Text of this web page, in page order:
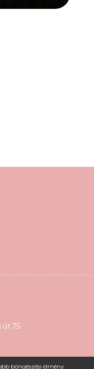
böngészési élmény
út 75.